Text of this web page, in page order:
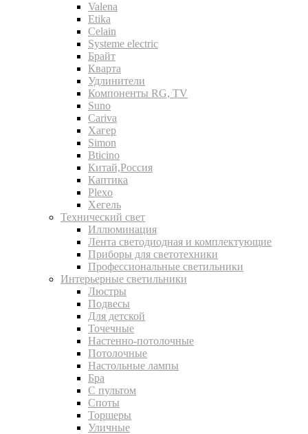
Valena
Etika
Celain
Systeme electric
Брайт
Кварта
Удлинители
Компоненты RG, TV
Suno
Cariva
Хагер
Simon
Bticino
Китай,Россия
Каптика
Plexo
Хегель
Технический свет
Иллюминация
Лента светодиодная и комплектующие
Приборы для светотехники
Профессиональные светильники
Интерьерные светильники
Люстры
Подвесы
Для детской
Точечные
Настенно-потолочные
Потолочные
Настольные лампы
Бра
С пультом
Споты
Торшеры
Уличные